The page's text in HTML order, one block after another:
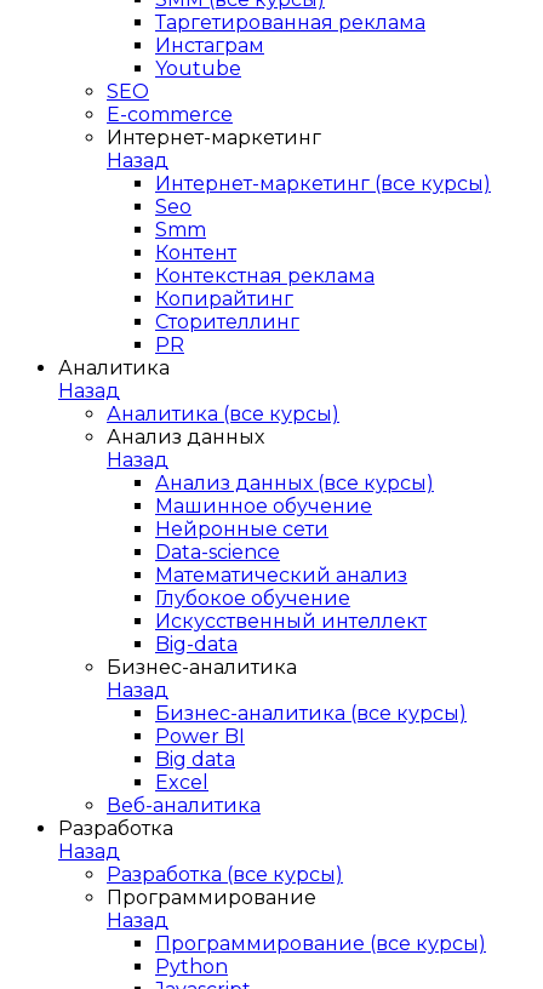
Таргетированная реклама
Инстаграм
Youtube
SEO
E-сommerce
Интернет-маркетинг
Назад
Интернет-маркетинг (все курсы)
Seo
Smm
Контент
Контекстная реклама
Копирайтинг
Сторителлинг
PR
Аналитика
Назад
Аналитика (все курсы)
Анализ данных
Назад
Анализ данных (все курсы)
Машинное обучение
Нейронные сети
Data-science
Математический анализ
Глубокое обучение
Искусственный интеллект
Big-data
Бизнес-аналитика
Назад
Бизнес-аналитика (все курсы)
Power BI
Big data
Excel
Веб-аналитика
Разработка
Назад
Разработка (все курсы)
Программирование
Назад
Программирование (все курсы)
Python